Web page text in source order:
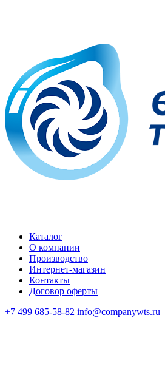
Каталог
О компании
Производство
Интернет-магазин
Контакты
Договор оферты
+7 499 685-58-82 info@companywts.ru